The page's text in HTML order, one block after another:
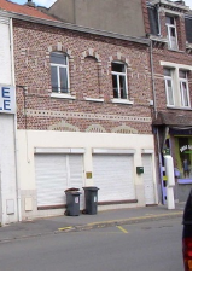
à tout moment,
contrôle technique